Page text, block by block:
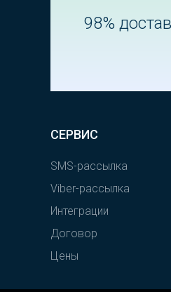
98%
СЕРВИС
SMS-рассылка
Viber-рассылка
Интеграции
Договор
Цены